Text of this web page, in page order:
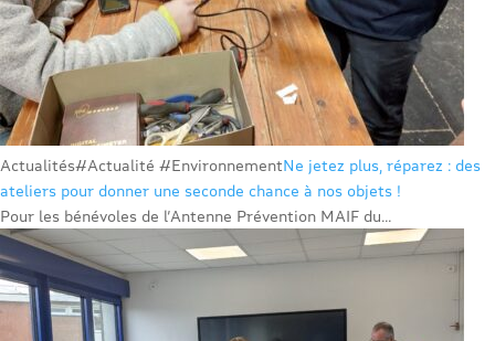
Actualités#Actualité #EnvironnementNe jetez plus, réparez : des
ateliers pour donner une seconde chance à nos objets !
Pour les bénévoles de l’Antenne Prévention MAIF du...